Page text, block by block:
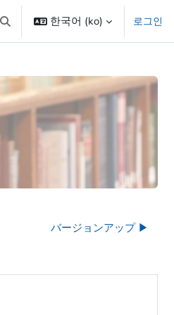
검색 입력 전환한국어 ‎(ko)‎ 로그인
バージョンアップ ▶︎